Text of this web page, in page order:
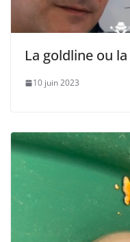
La goldline ou
10 juin 2023